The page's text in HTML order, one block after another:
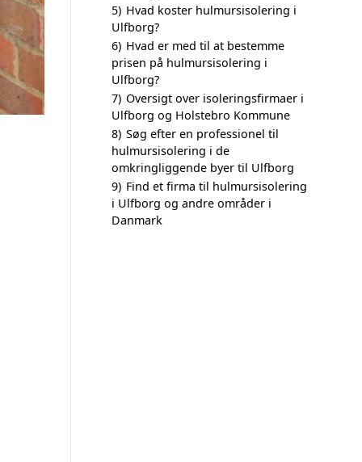
5) Hvad koster hulmursisolering i
Ulfborg?
6) Hvad er med til at bestemme
prisen på hulmursisolering i
Ulfborg?
7) Oversigt over isoleringsfirmaer i
Ulfborg og Holstebro Kommune
8) Søg efter en professionel til
hulmursisolering i de
omkringliggende byer til Ulfborg
9) Find et firma til hulmursisolering
i Ulfborg og andre områder i
Danmark